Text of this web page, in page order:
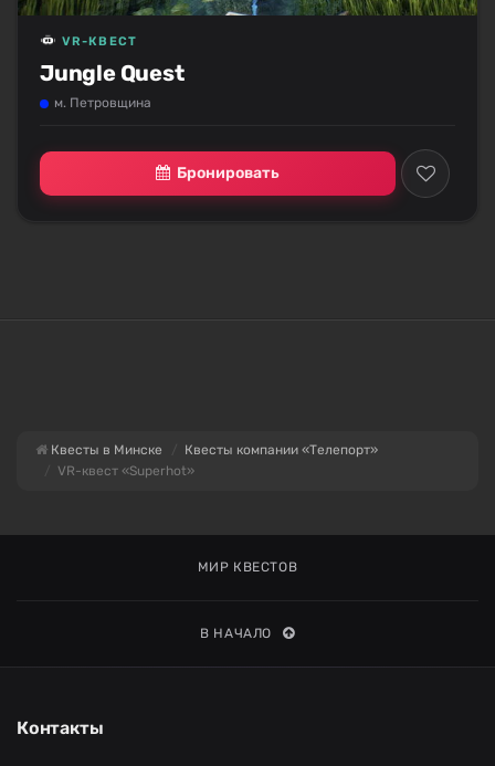
Jungle Quest
VR-КВЕСТ
м. Петровщина
Бронировать
Квесты в Минске
Квесты компании «Телепорт»
VR-квест «Superhot»
МИР КВЕСТОВ
В НАЧАЛО
Контакты